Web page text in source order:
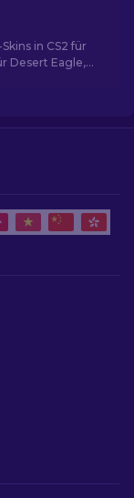
in CS2 für
Desert Eagle,